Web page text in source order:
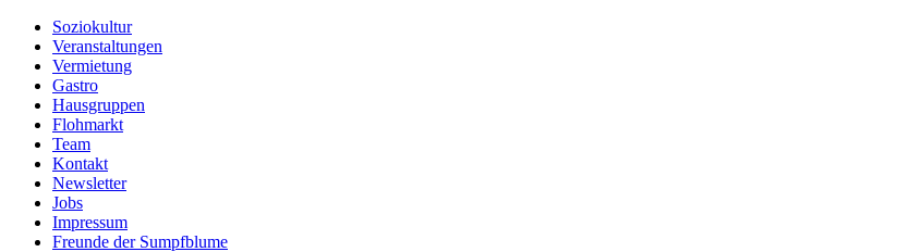
Soziokultur
Veranstaltungen
Vermietung
Gastro
Hausgruppen
Flohmarkt
Team
Kontakt
Newsletter
Jobs
Impressum
Freunde der Sumpfblume